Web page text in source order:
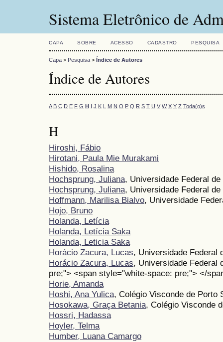
Sistema Eletrônico de
CAPA SOBRE ACESSO CADASTRO PESQUISA
Capa > Pesquisa > Índice de Autores
Índice de Autores
A B C D E F G H I J K L M N O P Q R S T U V W X Y Z Toda(o)s
H
Hiroshi, Fábio
Hirotani, Paula Mie Murakami
Hishido, Rosalina
Hochsprung, Juliana, Universidade Federal
Hochsprung, Juliana, Universidade Federal
Hoffmann, Marilisa Bialvo, Universidade
Hojo, Bruno
Holanda, Letícia
Holanda, Letícia Saka
Holanda, Leticia Saka
Horácio Zacura, Lucas, Universidade Federal
Horácio Zacura, Lucas, Universidade Federal
pre;"> <span style="white-space: pre;"> </
Horie, Amanda
Hoshi, Ana Yulica, Colégio Visconde de Porto
Hosokawa, Graça Betania, Colégio Visconde
Hossri, Hadassa
Hoyler, Telma
Humber, Luana Camargo